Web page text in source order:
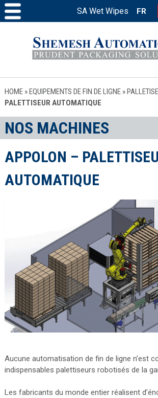
SA Wet Wipes FR
HOME»EQUIPEMENTS DE FIN DE LIGNE»
PALETTISEUR AUTOMATIQUE
NOS MACHINES
APPOLON –
AUTOMATIQUE
Aucune automatisation de fin de ligne n’est
indispensables palettiseurs robotisés de la
Les fabricants du monde entier réalisent